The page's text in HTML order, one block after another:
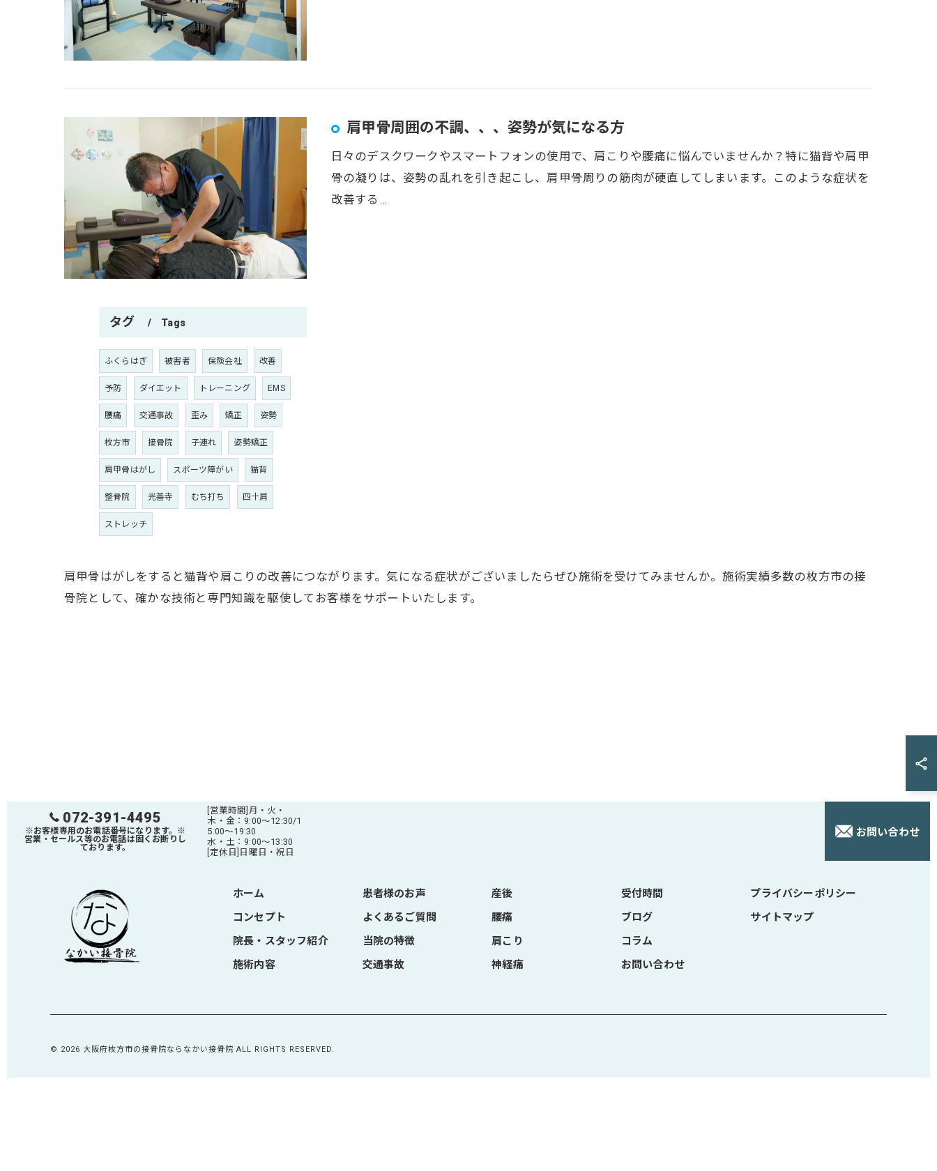
肩甲骨周囲の不調、、、姿勢が気になる方
日々のデスクワークやスマートフォンの使用で、肩こりや腰痛に悩んでいませんか？特に猫背や肩甲
骨の凝りは、姿勢の乱れを引き起こし、肩甲骨周りの筋肉が硬直してしまいます。このような症状を
改善する…
タグ Tags
ふくらはぎ 被害者 保険会社 改善
予防 ダイエット トレーニング EMS
腰痛 交通事故 歪み 矯正 姿勢
枚方市 接骨院 子連れ 姿勢矯正
肩甲骨はがし スポーツ障がい 猫背
整骨院 光善寺 むち打ち 四十肩
ストレッチ
肩甲骨はがしをすると猫背や肩こりの改善につながります。気になる症状がございましたらぜひ施術を受けてみませんか。施術実績多数の枚方市の接
骨院として、確かな技術と専門知識を駆使してお客様をサポートいたします。
072-391-4495
※お客様専用のお電話番号になります。※
営業・セールス等のお電話は固くお断りし
ております。
[営業時間]月・火・
木・金：9:00～12:30/1
5:00～19:30
水・土：9:00～13:30
[定休日]日曜日・祝日
お問い合わせ
ホーム
コンセプト
院長・スタッフ紹介
施術内容
患者様のお声
よくあるご質問
当院の特徴
交通事故
産後
腰痛
肩こり
神経痛
受付時間
ブログ
コラム
お問い合わせ
プライバシーポリシー
サイトマップ
© 2026 大阪府枚方市の接骨院ならなかい接骨院 ALL RIGHTS RESERVED.